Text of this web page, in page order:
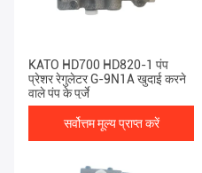
KATO HD700 HD820-1 पंप
प्रेशर रेगुलेटर G-9N1A खुदाई करने
वाले पंप के पुर्जे
सर्वोत्तम मूल्य प्राप्त करें